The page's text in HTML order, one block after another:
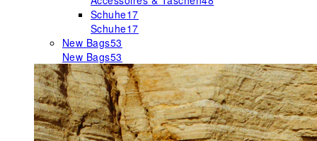
Schuhe17
Schuhe17
New Bags53
New Bags53